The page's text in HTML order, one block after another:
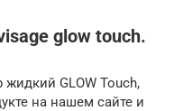
glow touch.
GLOW Touch,
на нашем сайте и